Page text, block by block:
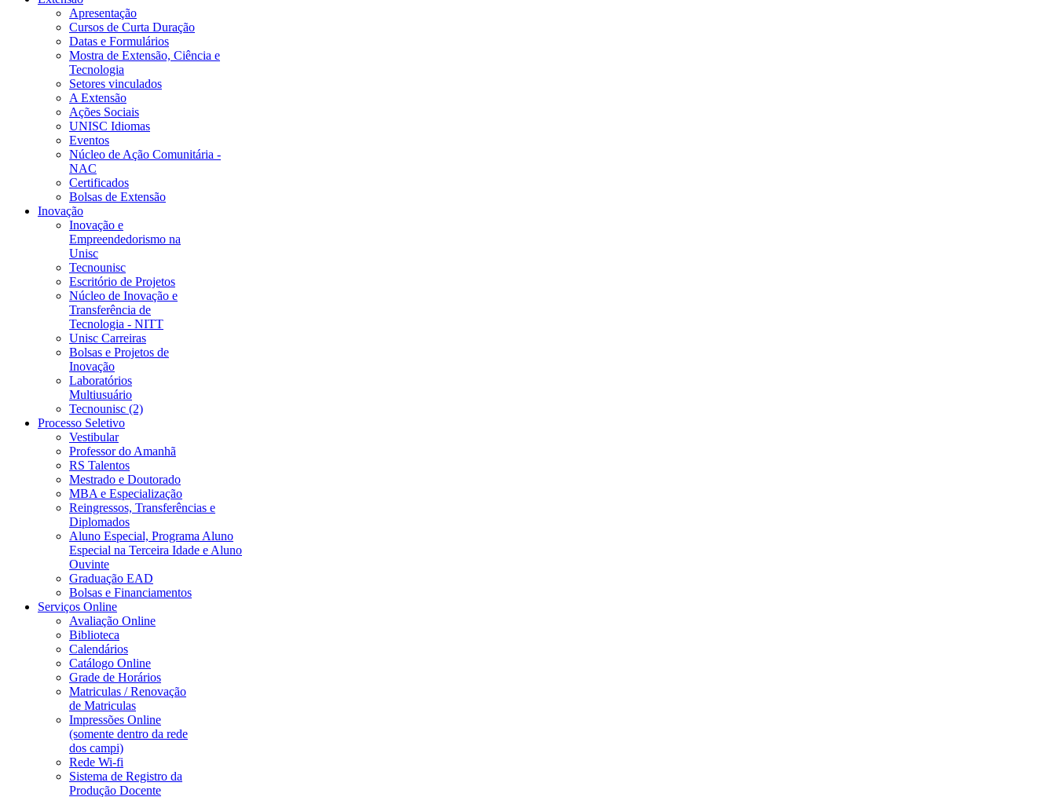
Apresentação
Cursos de Curta Duração
Datas e Formulários
Mostra de Extensão, Ciência e
Tecnologia
Setores vinculados
A Extensão
Ações Sociais
UNISC Idiomas
Eventos
Núcleo de Ação Comunitária -
NAC
Certificados
Bolsas de Extensão
Inovação
Inovação e
Empreendedorismo na
Unisc
Tecnounisc
Escritório de Projetos
Núcleo de Inovação e
Transferência de
Tecnologia - NITT
Unisc Carreiras
Bolsas e Projetos de
Inovação
Laboratórios
Multiusuário
Tecnounisc (2)
Processo Seletivo
Vestibular
Professor do Amanhã
RS Talentos
Mestrado e Doutorado
MBA e Especialização
Reingressos, Transferências e
Diplomados
Aluno Especial, Programa Aluno
Especial na Terceira Idade e Aluno
Ouvinte
Graduação EAD
Bolsas e Financiamentos
Serviços Online
Avaliação Online
Biblioteca
Calendários
Catálogo Online
Grade de Horários
Matriculas / Renovação
de Matriculas
Impressões Online
(somente dentro da rede
dos campi)
Rede Wi-fi
Sistema de Registro da
Produção Docente